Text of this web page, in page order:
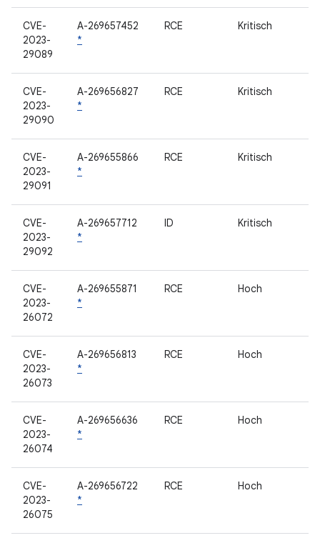
CVE-
2023-
29089
A-269657452
*
RCE Kritisch
CVE-
2023-
29090
A-269656827
*
RCE Kritisch
CVE-
2023-
29091
A-269655866
*
RCE Kritisch
CVE-
2023-
29092
A-269657712
*
ID Kritisch
CVE-
2023-
26072
A-269655871
*
RCE Hoch
CVE-
2023-
26073
A-269656813
*
RCE Hoch
CVE-
2023-
26074
A-269656636
*
RCE Hoch
CVE-
2023-
26075
A-269656722
*
RCE Hoch